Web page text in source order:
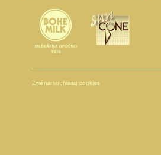
Změna souhlasu cookies